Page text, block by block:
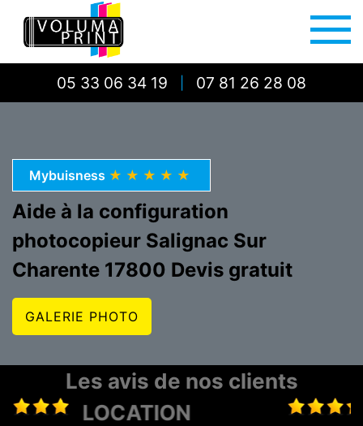
05 33 06 34 19 07 81 26 28 08
Mybuisness ★★★★★
Aide à la configuration
photocopieur Salignac Sur
Charente 17800 Devis gratuit
GALERIE PHOTO
Les avis de nos clients
MAINTENANCE